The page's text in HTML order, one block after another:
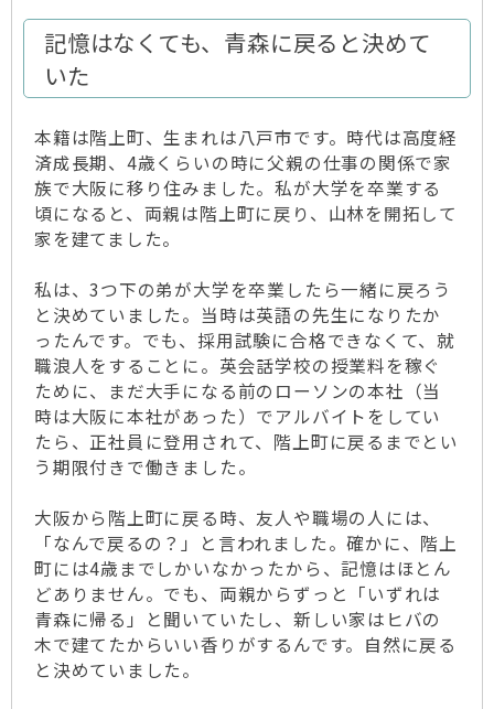
記憶はなくても、青森に戻ると決めて
いた
本籍は階上町、生まれは八戸市です。時代は高度経
済成長期、4歳くらいの時に父親の仕事の関係で家
族で大阪に移り住みました。私が大学を卒業する
頃になると、両親は階上町に戻り、山林を開拓して
家を建てました。
私は、3つ下の弟が大学を卒業したら一緒に戻ろう
と決めていました。当時は英語の先生になりたか
ったんです。でも、採用試験に合格できなくて、就
職浪人をすることに。英会話学校の授業料を稼ぐ
ために、まだ大手になる前のローソンの本社（当
時は大阪に本社があった）でアルバイトをしてい
たら、正社員に登用されて、階上町に戻るまでとい
う期限付きで働きました。
大阪から階上町に戻る時、友人や職場の人には、
「なんで戻るの？」と言われました。確かに、階上
町には4歳までしかいなかったから、記憶はほとん
どありません。でも、両親からずっと「いずれは
青森に帰る」と聞いていたし、新しい家はヒバの
木で建てたからいい香りがするんです。自然に戻る
と決めていました。